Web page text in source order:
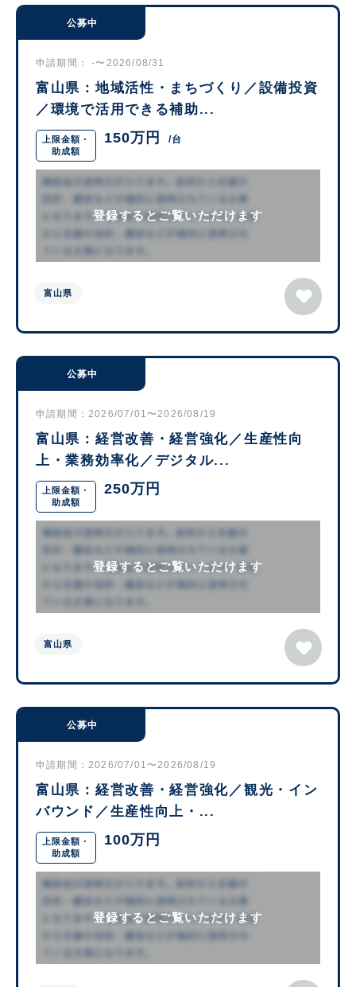
公募中
申請期間： -〜2026/08/31
富山県：地域活性・まちづくり／設備投資
／環境で活用できる補助...
上限金額・
助成額
150万円 /台
登録するとご覧いただけます
富山県
公募中
申請期間：2026/07/01〜2026/08/19
富山県：経営改善・経営強化／生産性向
上・業務効率化／デジタル...
上限金額・
助成額
250万円
登録するとご覧いただけます
富山県
公募中
申請期間：2026/07/01〜2026/08/19
富山県：経営改善・経営強化／観光・イン
バウンド／生産性向上・...
上限金額・
助成額
100万円
登録するとご覧いただけます